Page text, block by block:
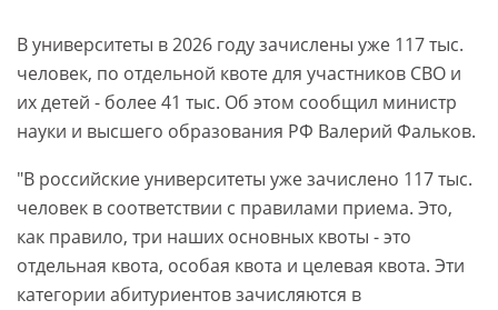
В университеты в 2026 году зачислены уже 117 тыс.
человек, по отдельной квоте для участников СВО и
их детей - более 41 тыс. Об этом сообщил министр
науки и высшего образования РФ Валерий Фальков.
"В российские университеты уже зачислено 117 тыс.
человек в соответствии с правилами приема. Это,
как правило, три наших основных квоты - это
отдельная квота, особая квота и целевая квота. Эти
категории абитуриентов зачисляются в